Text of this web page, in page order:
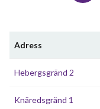
Adress
Hebergsgränd 2
Knäredsgränd 1